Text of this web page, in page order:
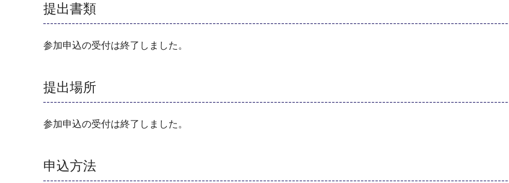
提出書類
参加申込の受付は終了しました。
提出場所
参加申込の受付は終了しました。
申込方法